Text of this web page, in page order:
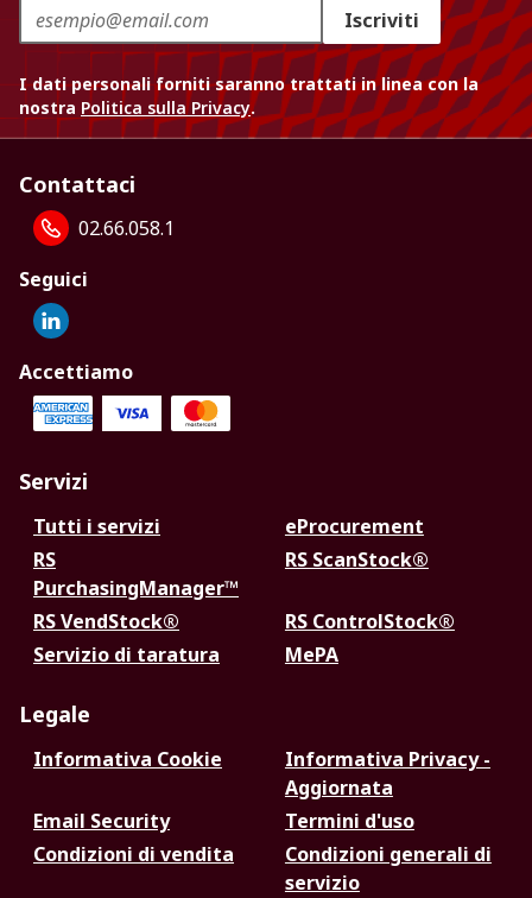
Iscriviti
I dati personali forniti saranno trattati in linea con la
nostra Politica sulla Privacy.
Contattaci
02.66.058.1
Seguici
Accettiamo
Servizi
Tutti i servizi
eProcurement
RS
PurchasingManager™
RS ScanStock®
RS VendStock®
RS ControlStock®
Servizio di taratura
MePA
Legale
Informativa Cookie
Informativa Privacy -
Aggiornata
Email Security
Termini d'uso
Condizioni di vendita
Condizioni generali di
servizio